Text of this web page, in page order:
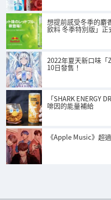
想提前感受冬季的麝
飲料 冬季特別版」正
2022年夏天新口味「
10日發售！
「SHARK ENERGY
啡因的能量補給
《Apple Music》超